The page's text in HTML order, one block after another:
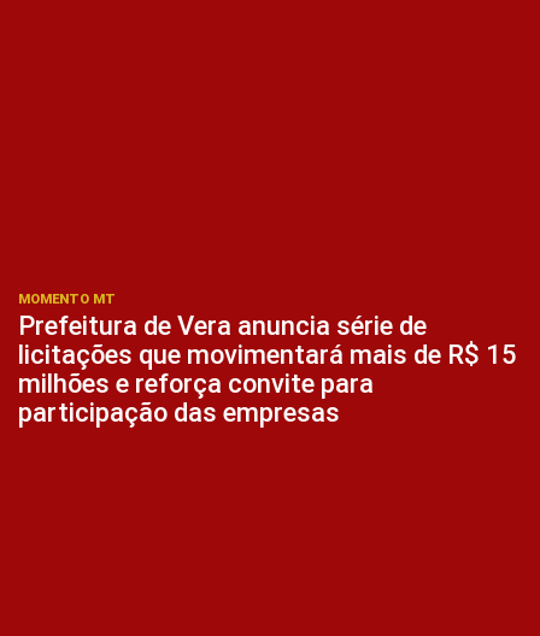
MOMENTO MT
Prefeitura de Vera anuncia série de
licitações que movimentará mais de R$ 15
milhões e reforça convite para
participação das empresas